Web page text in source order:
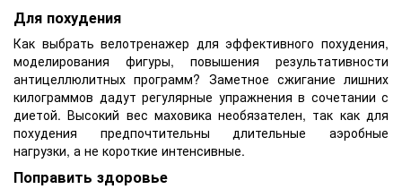
Для похудения
Как выбрать велотренажер для эффективного похудения,
моделирования фигуры, повышения результативности
антицеллюлитных программ? Заметное сжигание лишних
килограммов дадут регулярные упражнения в сочетании с
диетой. Высокий вес маховика необязателен, так как для
похудения предпочтительны длительные аэробные
нагрузки, а не короткие интенсивные.
Поправить здоровье